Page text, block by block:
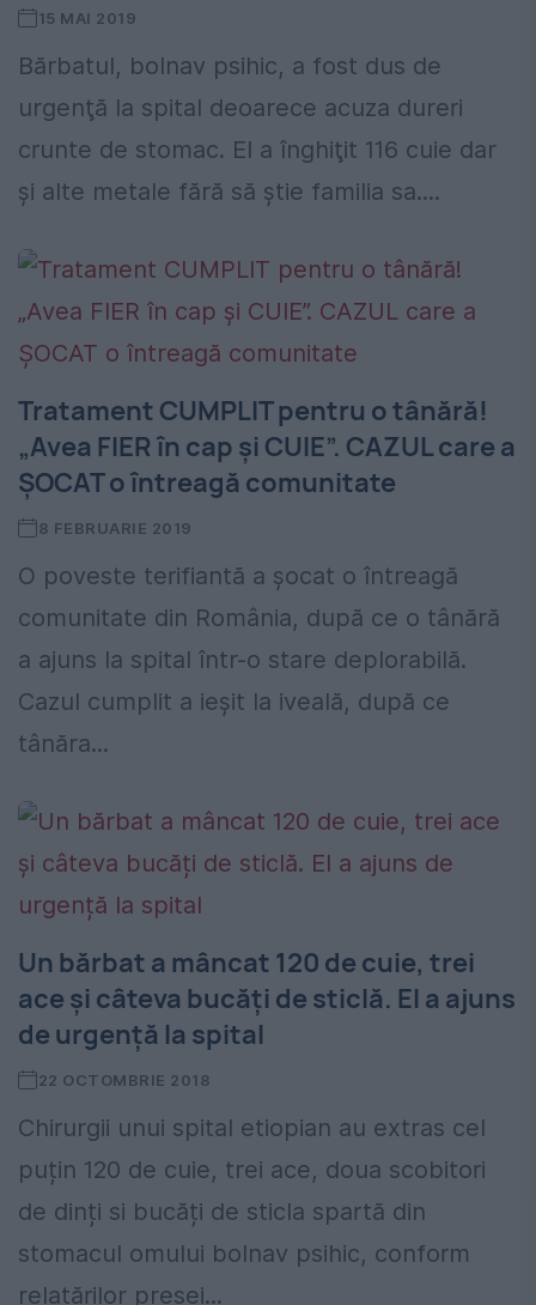
15 MAI 2019
Bărbatul, bolnav psihic, a fost dus de
urgenţă la spital deoarece acuza dureri
crunte de stomac. El a înghiţit 116 cuie dar
şi alte metale fără să ştie familia sa....
Tratament CUMPLIT pentru o tânără!
„Avea FIER în cap și CUIE”. CAZUL care a
ȘOCAT o întreagă comunitate
8 FEBRUARIE 2019
O poveste terifiantă a șocat o întreagă
comunitate din România, după ce o tânără
a ajuns la spital într-o stare deplorabilă.
Cazul cumplit a ieșit la iveală, după ce
tânăra...
Un bărbat a mâncat 120 de cuie, trei
ace și câteva bucăți de sticlă. El a ajuns
de urgență la spital
22 OCTOMBRIE 2018
Chirurgii unui spital etiopian au extras cel
puțin 120 de cuie, trei ace, doua scobitori
de dinți si bucăți de sticla spartă din
stomacul omului bolnav psihic, conform
relatărilor presei...